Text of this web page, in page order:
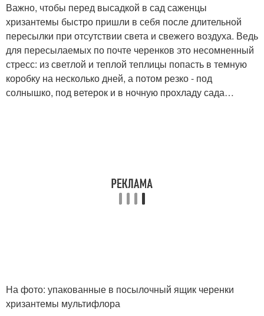
Важно, чтобы перед высадкой в сад саженцы
хризантемы быстро пришли в себя после длительной
пересылки при отсутствии света и свежего воздуха. Ведь
для пересылаемых по почте черенков это несомненный
стресс: из светлой и теплой теплицы попасть в темную
коробку на несколько дней, а потом резко - под
солнышко, под ветерок и в ночную прохладу сада…
На фото: упакованные в посылочный ящик черенки
хризантемы мультифлора